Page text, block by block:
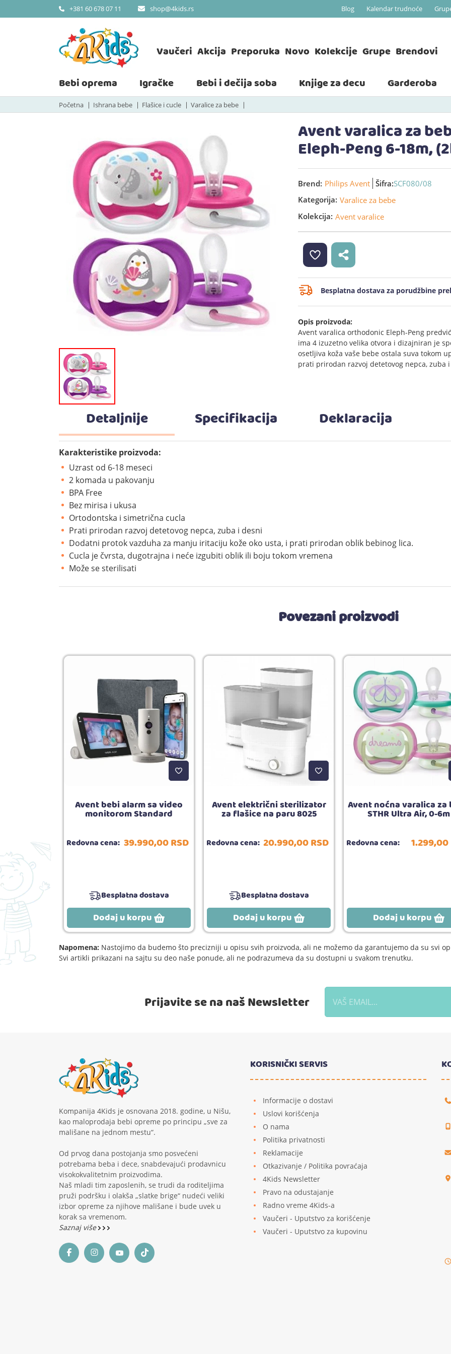
+381 60 678 07 11 shop@4kids.rs Blog Kalendar trudnoće
Vaučeri Akcija Preporuka Novo Kolekcije Grupe Brendovi
Bebi oprema Igračke Bebi i dečija soba Knjige za decu Garderoba
Početna Ishrana bebe Flašice i cucle Varalice za bebe
Avent varalica za
Eleph-Peng 6-18m,
Brend: Philips Avent Šifra:SCF080/08
Kategorija: Varalice za bebe
Kolekcija: Avent varalice
Besplatna dostava za porudžbine
Opis proizvoda:
Avent varalica orthodonic Eleph-Peng
ima 4 izuzetno velika otvora i dizajniran je
osetljiva koža vaše bebe ostala suva tokom
prati prirodan razvoj detetovog nepca, zuba
Detaljnije Specifikacija Deklaracija
Karakteristike proizvoda:
Uzrast od 6-18 meseci
2 komada u pakovanju
BPA Free
Bez mirisa i ukusa
Ortodontska i simetrična cucla
Prati prirodan razvoj detetovog nepca, zuba i desni
Dodatni protok vazduha za manju iritaciju kože oko usta, i prati prirodan oblik bebinog lica.
Cucla je čvrsta, dugotrajna i neće izgubiti oblik ili boju tokom vremena
Može se sterilisati
Povezani proizvodi
RSD
5.00
1
Avent bebi alarm sa video
monitorom Standard
Redovna cena: 39.990,00RSD
Besplatna dostava
Dodaj u korpu
Avent električni sterilizator
za flašice na paru 8025
Redovna cena: 20.990,00RSD
Besplatna dostava
Dodaj u korpu
Avent noćna varalica za
STHR Ultra Air, 0-6m
Redovna cena: 1.299,00
Dodaj u korpu
Napomena: Nastojimo da budemo što precizniji u opisu svih proizvoda, ali ne možemo da garantujemo da su svi
Svi artikli prikazani na sajtu su deo naše ponude, ali ne podrazumeva da su dostupni u svakom trenutku.
Prijavite se na naš Newsletter
Kompanija 4Kids je osnovana 2018. godine, u Nišu,
kao maloprodaja bebi opreme po principu „sve za
mališane na jednom mestu“.
Od prvog dana postojanja smo posvećeni
potrebama beba i dece, snabdevajući prodavnicu
visokokvalitetnim proizvodima.
Naš mladi tim zaposlenih, se trudi da roditeljima
pruži podršku i olakša „slatke brige“ nudeći veliki
izbor opreme za njihove mališane i bude uvek u
korak sa vremenom.
Saznaj više
KORISNIČKI SERVIS
Informacije o dostavi
Uslovi korišćenja
O nama
Politika privatnosti
Reklamacije
Otkazivanje / Politika povraćaja
4Kids Newsletter
Pravo na odustajanje
Radno vreme 4Kids-a
Vaučeri - Uputstvo za korišćenje
Vaučeri - Uputstvo za kupovinu